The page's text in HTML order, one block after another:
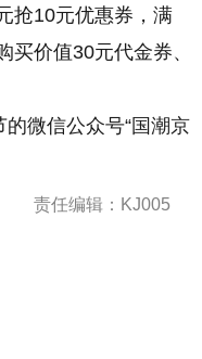
抢10元优惠券，满
价值30元代金券、
微信公众号“国潮京
责任编辑：KJ005